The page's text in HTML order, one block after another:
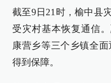
截至9日21时，榆中县
受灾村基本恢复通信
康营乡等三个乡镇全
得到保障。